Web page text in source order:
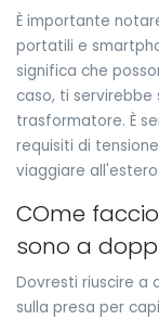
È importante
portatili e
significa che
caso, ti
trasformatore. È
requisiti di
viaggiare all'estero.
COme
sono a
Dovresti riuscire a
sulla presa per